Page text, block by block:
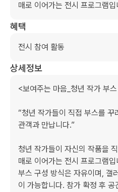
매로 이어가는 전시 프로그램입
혜택
전시 참여 활동
상세정보
<보여주는 마음_청년 작가 부
“청년 작가들이 직접 부스를
관객과 만납니다.”
청년 작가들이 자신의 작품을
매로 이어가는 전시 프로그램입
부스 구성 방식은 자유이며, 갤
이 가능합니다. 참가 확정 후 공